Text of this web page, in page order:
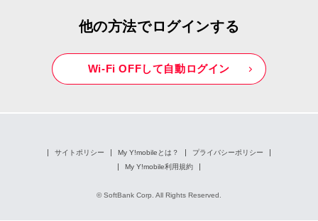
他の方法でログインする
Wi-Fi OFFして自動ログイン
サイトポリシー My Y!mobileとは？
プライバシーポリシー
My Y!mobile利用規約
© SoftBank Corp. All Rights Reserved.